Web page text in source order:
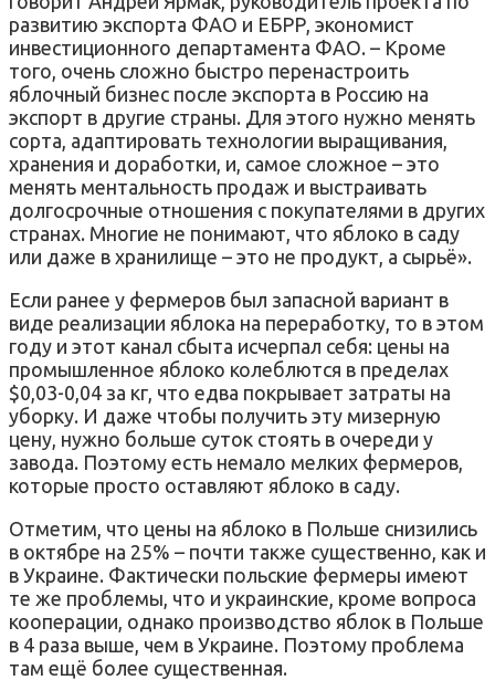
развитию экспорта ФАО и ЕБРР, экономист
инвестиционного департамента ФАО. – Кроме
того, очень сложно быстро перенастроить
яблочный бизнес после экспорта в Россию на
экспорт в другие страны. Для этого нужно менять
сорта, адаптировать технологии выращивания,
хранения и доработки, и, самое сложное – это
менять ментальность продаж и выстраивать
долгосрочные отношения с покупателями в других
странах. Многие не понимают, что яблоко в саду
или даже в хранилище – это не продукт, а сырьё».
Если ранее у фермеров был запасной вариант в
виде реализации яблока на переработку, то в этом
году и этот канал сбыта исчерпал себя: цены на
промышленное яблоко колеблются в пределах
$0,03-0,04 за кг, что едва покрывает затраты на
уборку. И даже чтобы получить эту мизерную
цену, нужно больше суток стоять в очереди у
завода. Поэтому есть немало мелких фермеров,
которые просто оставляют яблоко в саду.
Отметим, что цены на яблоко в Польше снизились
в октябре на 25% – почти также существенно, как и
в Украине. Фактически польские фермеры имеют
те же проблемы, что и украинские, кроме вопроса
кооперации, однако производство яблок в Польше
в 4 раза выше, чем в Украине. Поэтому проблема
там ещё более существенная.